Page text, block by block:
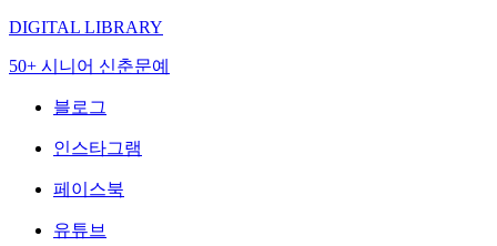
DIGITAL LIBRARY
50+ 시니어 신춘문예
블로그
인스타그램
페이스북
유튜브